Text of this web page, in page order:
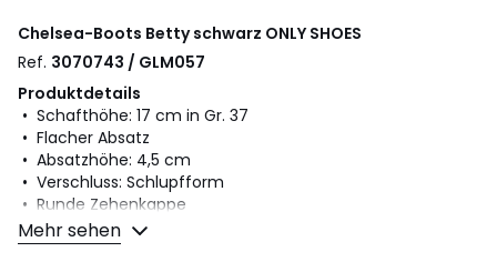
Chelsea-Boots Betty schwarz ONLY SHOES
Ref. 3070743 / GLM057
Produktdetails
• Schafthöhe: 17 cm in Gr. 37
• Flacher Absatz
• Absatzhöhe: 4,5 cm
• Verschluss: Schlupfform
• Runde Zehenkappe
Material und Pflege
Mehr sehen